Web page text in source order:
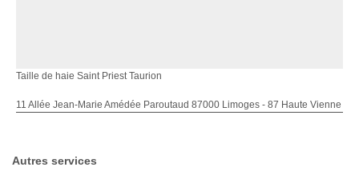
Taille de haie Saint Priest Taurion
11 Allée Jean-Marie Amédée Paroutaud 87000 Limoges - 87 Haute Vienne
Autres services